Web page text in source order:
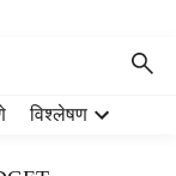
विश्लेषण